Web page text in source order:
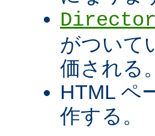
がついて
価される。
HTML ペ
作する。